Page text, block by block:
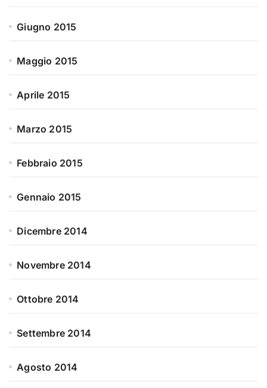
Giugno 2015
Maggio 2015
Aprile 2015
Marzo 2015
Febbraio 2015
Gennaio 2015
Dicembre 2014
Novembre 2014
Ottobre 2014
Settembre 2014
Agosto 2014